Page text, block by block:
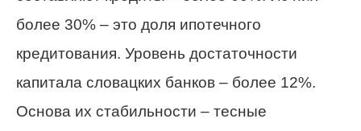
более 30% – это доля ипотечного
кредитования. Уровень достаточности
капитала словацких банков – более 12%.
Основа их стабильности – тесные